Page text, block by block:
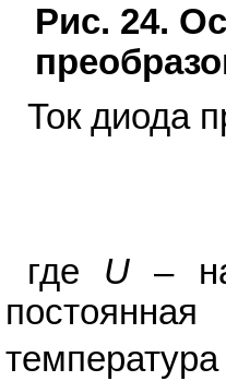
Рис. 24.
Ток диода
где U –